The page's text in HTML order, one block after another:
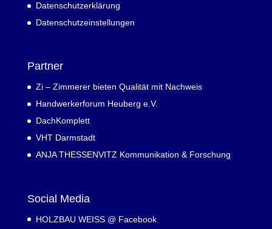
Datenschutzerklärung
Datenschutzeinstellungen
Partner
Zi – Zimmerer bieten Qualität mit Nachweis
Handwerkerforum Heuberg e.V.
DachKomplett
VHT Darmstadt
ANJA THESSENVITZ Kommunikation & Forschung
Social Media
HOLZBAU WEISS @ Facebook